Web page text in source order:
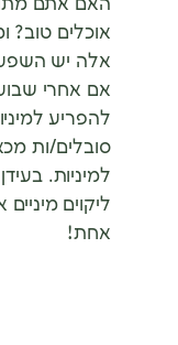
האם אתם
אוכלים טוב?
אלה יש
אם אחרי
להפריע
סובלים/ות
למיניות.
ליקוים
אחת!